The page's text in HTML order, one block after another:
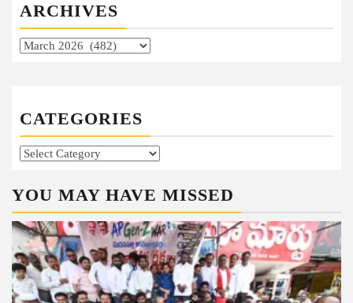
ARCHIVES
Archives
CATEGORIES
Categories
YOU MAY HAVE MISSED